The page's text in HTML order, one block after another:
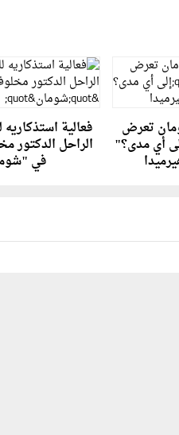
تعرض
أي مدى؟"
فعالية استذكاريه
الراحل الدكتور
في